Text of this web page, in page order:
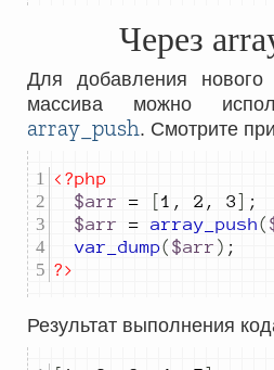
Через
Для добавления
массива можно
array_push. Смотрите
<?php
$arr
= [1 , 2 , 3] ;
$arr
= array_push(
var_dump( $arr ) ;
?>
Результат выполнения